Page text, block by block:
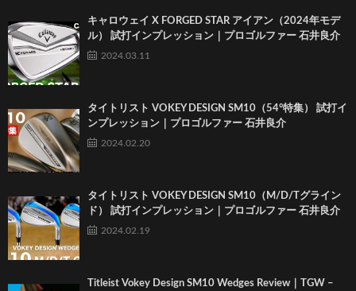
キャロウェイ X FORGED STAR アイアン（2024年モデ
ル） 試打インプレッション｜プロゴルファー 石井良介
2024.03.11
タイトリスト VOKEY DESIGN SM10（54°特集） 試打イ
ンプレッション｜プロゴルファー 石井良介
2024.02.20
タイトリスト VOKEY DESIGN SM10（M/D/Tグライン
ド） 試打インプレッション｜プロゴルファー 石井良介
2024.02.19
Titleist Vokey Design SM10 Wedges Review｜TGW –